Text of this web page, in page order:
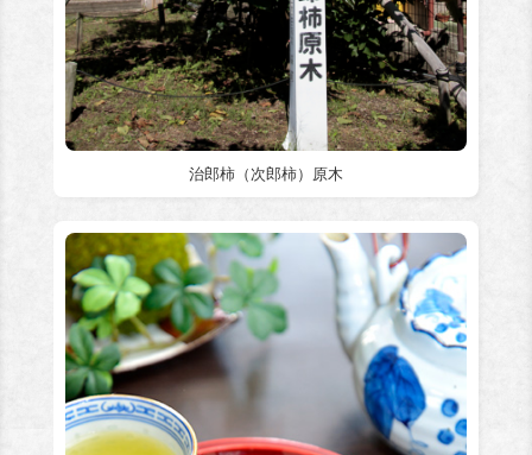
治郎柿（次郎柿）原木